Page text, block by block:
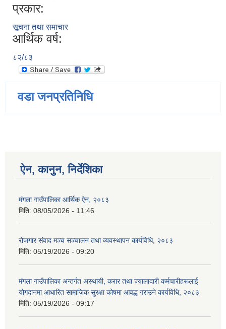
प्रकार:
सूचना तथा समाचार
आर्थिक वर्ष:
८२/८३
वडा जनप्रतिनिधि
ऐन, कानुन, निर्देशिका
मंगला गाउँपालिका आर्थिक ऐन, २०८३
मिति: 08/05/2026 - 11:46
रोजगार संवाद मञ्च सञ्चालन तथा व्यवस्थापन कार्यविधि, २०८३
मिति: 05/19/2026 - 09:20
मंगला गाउँपालिका अन्तर्गत अस्थायी, करार तथा ज्यालादारी कर्मचारीहरूलाई
योगदानमा आधारित सामाजिक सुरक्षा कोषमा आवद्ध गराउने कार्यविधि, २०८३
मिति: 05/19/2026 - 09:17